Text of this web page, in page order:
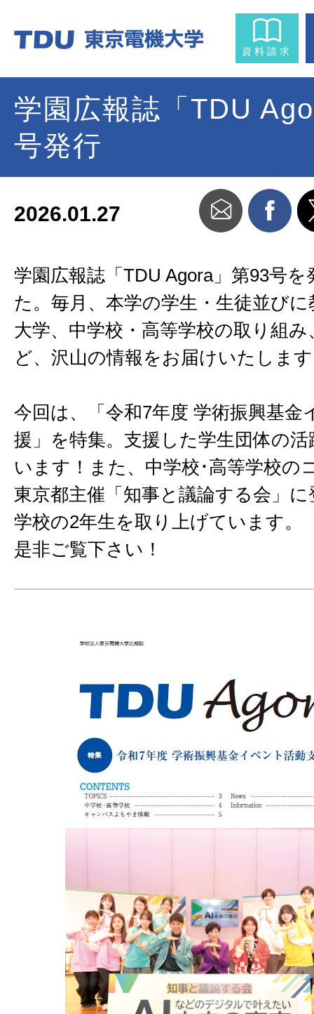
資料請求
学園広報誌「TDU
号発行
2026.01.27
学園広報誌「TDU Agora」第93号
た。毎月、本学の学生・生徒並び
大学、中学校・高等学校の取り組
ど、沢山の情報をお届けいたしま
今回は、「令和7年度 学術振興基金
援」を特集。支援した学生団体の
います！また、中学校･高等学校の
東京都主催「知事と議論する会」
学校の2年生を取り上げています。
是非ご覧下さい！